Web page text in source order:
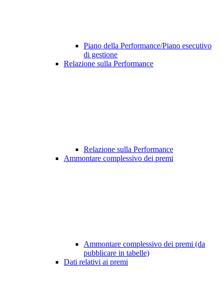
Piano della Performance/Piano esecutivo
di gestione
Relazione sulla Performance
Relazione sulla Performance
Ammontare complessivo dei premi
Ammontare complessivo dei premi (da
pubblicare in tabelle)
Dati relativi ai premi